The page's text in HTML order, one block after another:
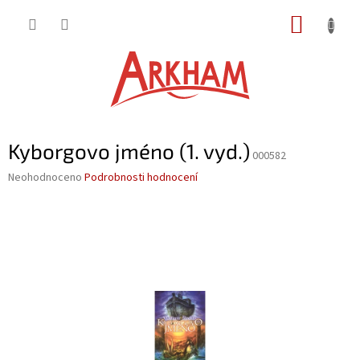
Kyborgovo jméno (1. vyd.) 000582
Průměrné
Neohodnoceno Podrobnosti hodnocení